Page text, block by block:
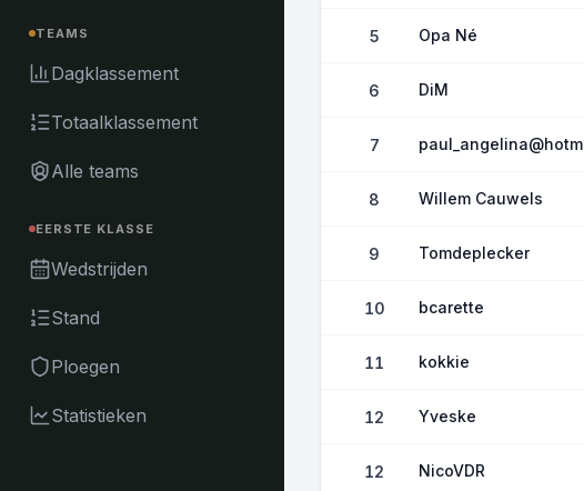
TEAMS
Dagklassement
Totaalklassement
Alle teams
EERSTE KLASSE
Wedstrijden
Stand
Ploegen
Statistieken
5 Opa Né
6 DiM
7 paul_angelina@hotm
8 Willem Cauwels
9 Tomdeplecker
10 bcarette
11 kokkie
12 Yveske
12 NicoVDR